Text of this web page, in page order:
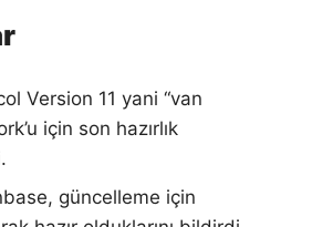
Version 11 yani “van
için son hazırlık
güncelleme için